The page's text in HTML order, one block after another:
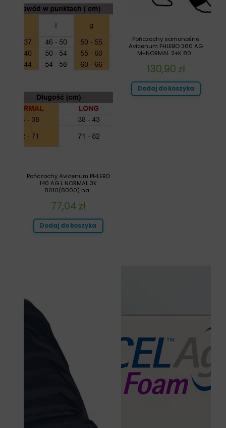
Pończochy samonośne
Avicenum PHLEBO 360 AG
M+NORMAL 2+K 80...
130,90 zł
Dodaj do koszyka
Pończochy Avicenum PHLEBO
140 AG L NORMAL 3K
8010(8000) na...
77,04 zł
Dodaj do koszyka